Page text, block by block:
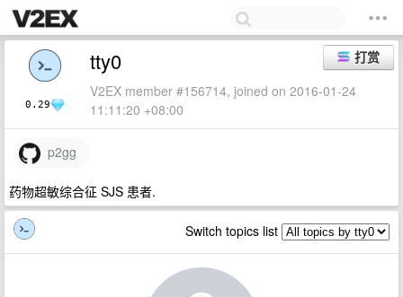
0.29
打赏
tty0
V2EX member #156714, joined on 2016-01-24
11:11:20 +08:00
p2gg
药物超敏综合征 SJS 患者.
Switch topics list